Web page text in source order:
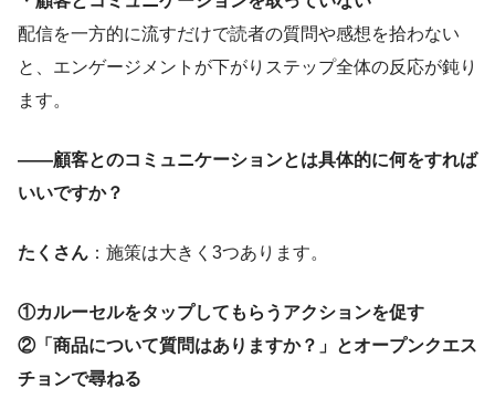
配信を一方的に流すだけで読者の質問や感想を拾わない
と、エンゲージメントが下がりステップ全体の反応が鈍り
ます。
——顧客とのコミュニケーションとは具体的に何をすれば
いいですか？
たくさん ：施策は大きく3つあります。
①カルーセルをタップしてもらうアクションを促す
②「商品について質問はありますか？」とオープンクエス
チョンで尋ねる